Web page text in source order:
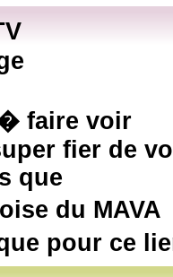
faire voir
fier de
que
du MAVA
pour ce